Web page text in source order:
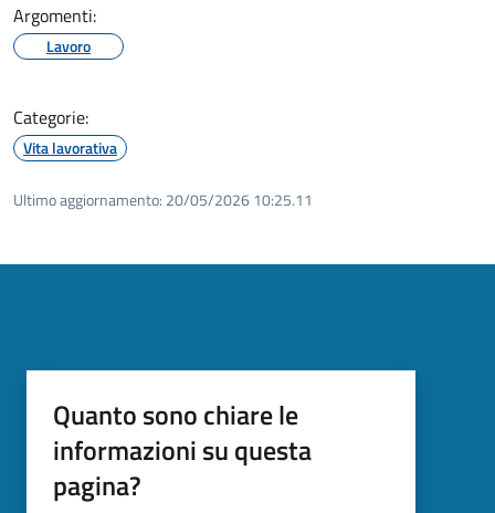
Argomenti:
Lavoro
Categorie:
Vita lavorativa
Ultimo aggiornamento: 20/05/2026 10:25.11
Quanto sono chiare le
informazioni su questa
pagina?